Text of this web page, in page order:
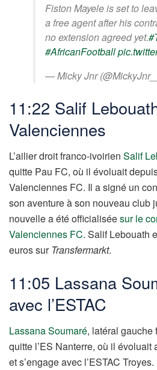
Fiston Mayele is set to
a free agent after his
no extension agreed yet.
#AfricanFootball
— Micky Jnr
11:22 Salif
Valenciennes
L’ailier droit franco-ivoirien Salif
quitte Pau FC, où il évoluait
Valenciennes FC. Il a signé un
son aventure à son nouveau club
nouvelle a été officialiséesur le
Valenciennes FC. Salif Lebouath
euros sur Transfermarkt.
11:05 Lassana
avec l’ESTAC
Lassana Soumaré, latéral gauche
quitte l’ES Nanterre, où il
et s’engage avec l’ESTAC